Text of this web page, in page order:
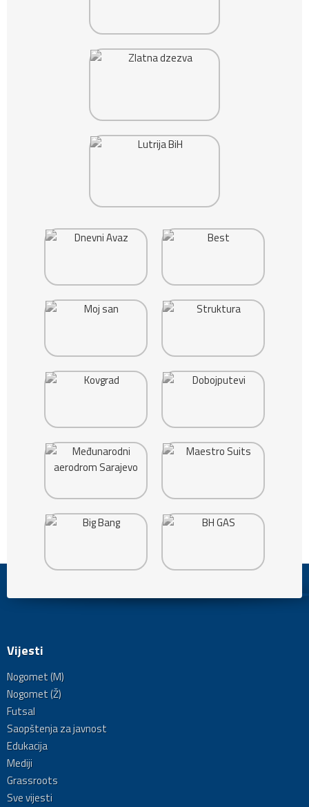
Vijesti
Nogomet (M)
Nogomet (Ž)
Futsal
Saopštenja za javnost
Edukacija
Mediji
Grassroots
Sve vijesti